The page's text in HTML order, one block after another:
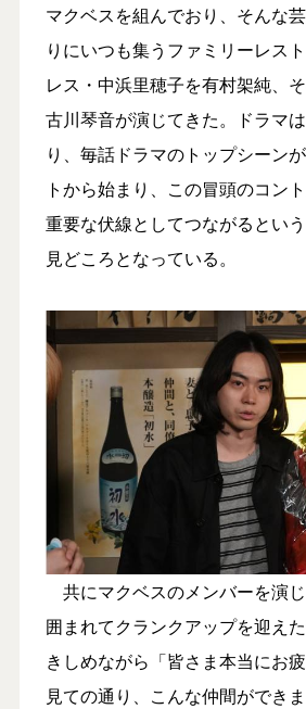
マクベスを組んでおり、そんな
りにいつも集うファミリーレス
レス・中浜里穂子を有村架純、
古川琴音が演じてきた。ドラマ
り、毎話ドラマのトップシーン
トから始まり、この冒頭のコン
重要な伏線としてつながるとい
見どころとなっている。
共にマクベスのメンバーを演
囲まれてクランクアップを迎え
きしめながら「皆さま本当にお疲
見ての通り、こんな仲間ができ